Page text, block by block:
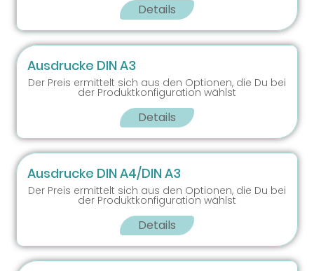
Details
Ausdrucke DIN A3
Der Preis ermittelt sich aus den Optionen, die Du bei
der Produktkonfiguration wählst
Details
Ausdrucke DIN A4/DIN A3
Der Preis ermittelt sich aus den Optionen, die Du bei
der Produktkonfiguration wählst
Details